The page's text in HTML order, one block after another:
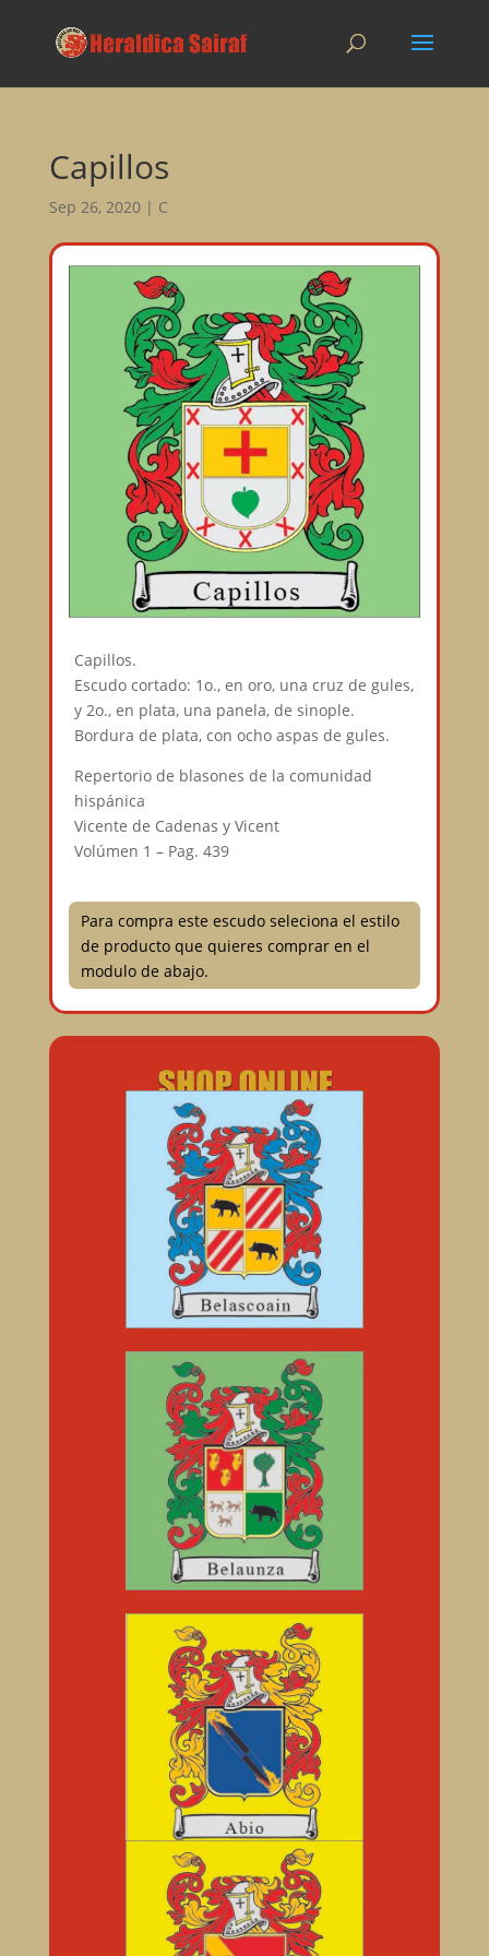
Capillos
Sep 26, 2020| C
Capillos.
Escudo cortado: 1o., en oro, una cruz de gules,
y 2o., en plata, una panela, de sinople.
Bordura de plata, con ocho aspas de gules.
Repertorio de blasones de la comunidad
hispánica
Vicente de Cadenas y Vicent
Volúmen 1 – Pag. 439
Para compra este escudo seleciona el estilo
de producto que quieres comprar en el
modulo de abajo.